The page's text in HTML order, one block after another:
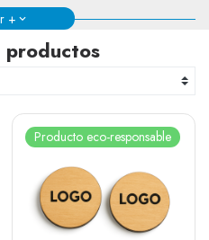
—como eventos,
promocionales—,
únicas en términos de
e impacto ambiental. A
una visión general de los
apuestan por fichas
+
productos
Producto eco-responsable